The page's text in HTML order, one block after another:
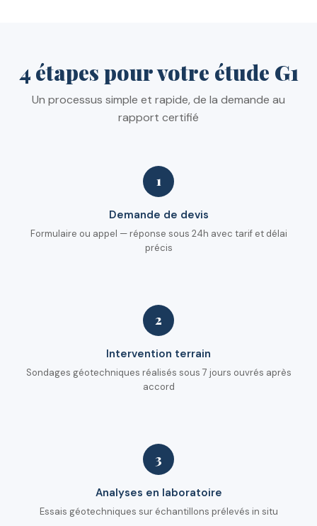
4 étapes pour votre étude G1
Un processus simple et rapide, de la demande au
rapport certifié
1
Demande de devis
Formulaire ou appel — réponse sous 24h avec tarif et délai
précis
2
Intervention terrain
Sondages géotechniques réalisés sous 7 jours ouvrés après
accord
3
Analyses en laboratoire
Essais géotechniques sur échantillons prélevés in situ